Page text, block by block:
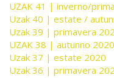
UZAK 41 | inverno/
Uzak 40 | estate /
Uzak 39 | primavera
UZAK 38 | autunno
Uzak 37 | estate 2020
Uzak 36 | primavera